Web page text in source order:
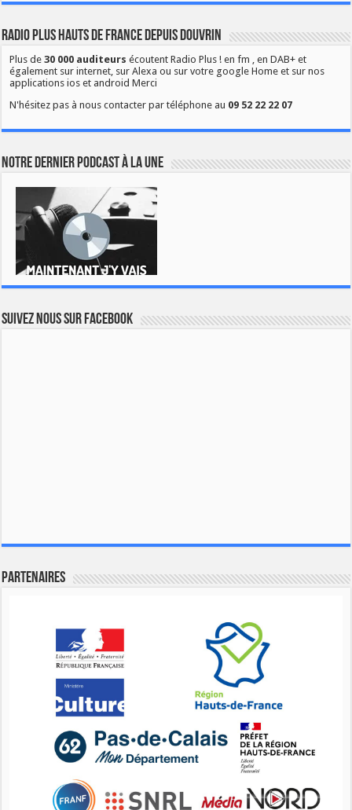
Radio Plus Hauts de France depuis Douvrin
Plus de30 000 auditeurs écoutent Radio Plus ! en fm , en DAB+ et
également sur internet, sur Alexa ou sur votre google Home et sur nos
applications ios et android Merci
N'hésitez pas à nous contacter par téléphone au 09 52 22 22 07
Notre dernier podcast à la une
Suivez nous sur Facebook
Partenaires